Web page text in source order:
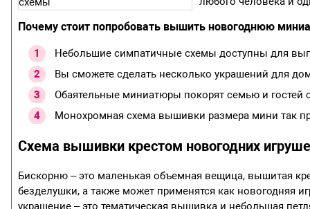
Почему стоит попробовать вышить новогоднюю
Небольшие симпатичные схемы доступны для
Вы сможете сделать несколько украшений для
Обаятельные миниатюры покорят семью и гостей
Монохромная схема вышивки размера мини так
Схема вышивки крестом новогодних
Бискорню – это маленькая объемная вещица, вышитая
безделушки, а также может применятся как новогодняя
украшение – это тематическая вышивка и небольшая